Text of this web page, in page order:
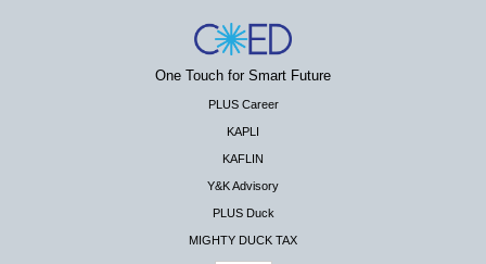
One Touch for Smart Future
PLUS Career
KAPLI
KAFLIN
Y&K Advisory
PLUS Duck
MIGHTY DUCK TAX